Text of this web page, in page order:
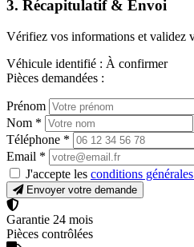
3. Récapitulatif & Envoi
Vérifiez vos informations et validez
Véhicule identifié : À confirmer
Pièces demandées :
Prénom
Nom *
Téléphone *
Email *
J'accepte les conditions
Envoyer votre demande
Garantie 24 mois
Pièces contrôlées